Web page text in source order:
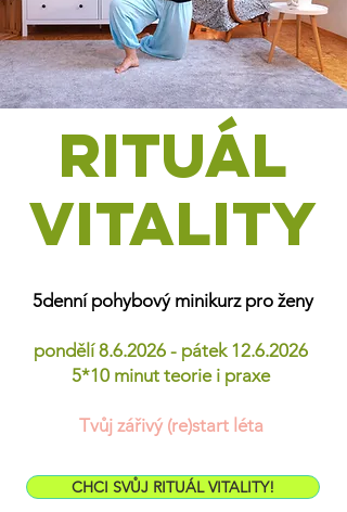
rituál
vitality
5denní pohybový minikurz pro ženy
pondělí 8.6.2026 - pátek 12.6.2026
5*10 minut teorie i praxe
Tvůj zářivý (re)start léta
CHCI SVŮJ RITUÁL VITALITY!